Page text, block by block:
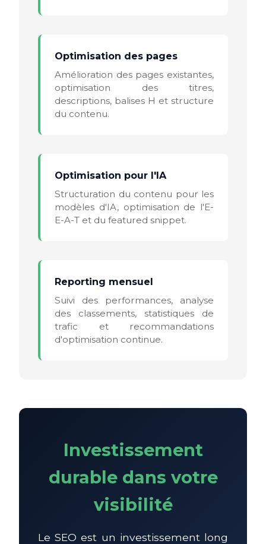
Optimisation des pages
Amélioration des pages existantes,
optimisation des titres,
descriptions, balises H et structure
du contenu.
Optimisation pour l'IA
Structuration du contenu pour les
modèles d'IA, optimisation de l'E-
E-A-T et du featured snippet.
Reporting mensuel
Suivi des performances, analyse
des classements, statistiques de
trafic et recommandations
d'optimisation continue.
Investissement
durable dans votre
visibilité
Le SEO est un investissement long